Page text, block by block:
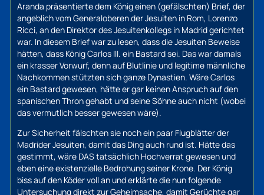
Aranda präsentierte dem König einen (gefälschten) Brief, der
angeblich vom Generaloberen der Jesuiten in Rom, Lorenzo
Ricci, an den Direktor des Jesuitenkollegs in Madrid gerichtet
war. In diesem Brief war zu lesen, dass die Jesuiten Beweise
hätten, dass König Carlos III. ein Bastard sei. Das war damals
ein krasser Vorwurf, denn auf Blutlinie und legitime männliche
Nachkommen stützten sich ganze Dynastien. Wäre Carlos
ein Bastard gewesen, hätte er gar keinen Anspruch auf den
spanischen Thron gehabt und seine Söhne auch nicht (wobei
das vermutlich besser gewesen wäre).
Zur Sicherheit fälschten sie noch ein paar Flugblätter der
Madrider Jesuiten, damit das Ding auch rund ist. Hätte das
gestimmt, wäre DAS tatsächlich Hochverrat gewesen und
eben eine existenzielle Bedrohung seiner Krone. Der König
biss auf den Köder voll an und erklärte die nun folgende
Untersuchung direkt zur Geheimsache, damit Gerüchte gar